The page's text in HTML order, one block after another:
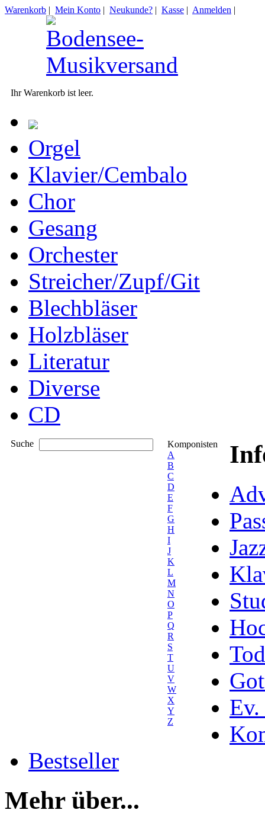
Warenkorb | Mein Konto | Neukunde? | Kasse | Anmelden |
Ihr Warenkorb ist leer.
Orgel
Klavier/Cembalo
Chor
Gesang
Orchester
Streicher/Zupf/Git
Blechbläser
Holzbläser
Literatur
Diverse
CD
Suche
Komponisten
A
B
C
D
E
F
G
H
I
J
K
L
M
N
O
P
Q
R
S
T
U
V
W
X
Y
Z
Ev.
Bestseller
Mehr über...